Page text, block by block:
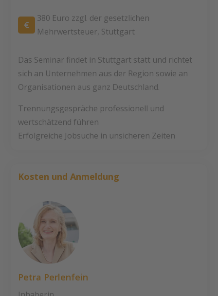

380 Euro zzgl. der gesetzlichen
Mehrwertsteuer, Stuttgart
Das Seminar findet in Stuttgart statt und richtet
sich an Unternehmen aus der Region sowie an
Organisationen aus ganz Deutschland.
Trennungsgespräche professionell und
wertschätzend führen
Erfolgreiche Jobsuche in unsicheren Zeiten
Kosten und Anmeldung
Petra Perlenfein